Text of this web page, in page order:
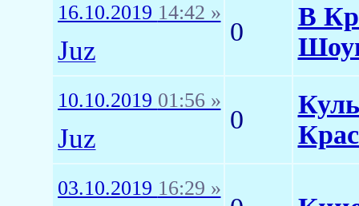
16.10.2019 14:42 »
Juz
0
В
10.10.2019 01:56 »
Juz
0
03.10.2019 16:29 »